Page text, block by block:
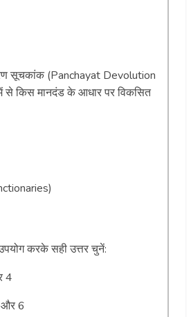
सूचकांक (Panchayat Devolution
से किस मानदंड के आधार पर विकसित
करके सही उत्तर चुनें:
4
6